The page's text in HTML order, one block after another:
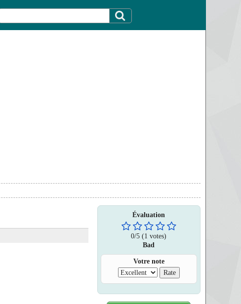
Évaluation
0/5 (1 votes)
Bad
Votre note